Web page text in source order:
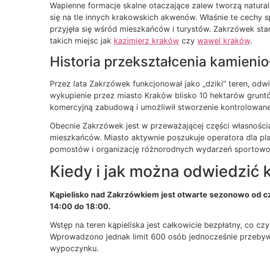
Wapienne formacje skalne otaczające zalew tworzą
się na tle innych krakowskich akwenów. Właśnie te cechy
przyjęła się wśród mieszkańców i turystów. Zakrzówek
takich miejsc jak kazimierz kraków czy wawel kraków.
Historia przekształcenia
Przez lata Zakrzówek funkcjonował jako „dziki” teren,
wykupienie przez miasto Kraków blisko 10 hektarów
komercyjną zabudową i umożliwił stworzenie
Obecnie Zakrzówek jest w przeważającej części
mieszkańców. Miasto aktywnie poszukuje operatora dla
pomostów i organizację różnorodnych wydarzeń
Kiedy i jak można odwiedzić
Kąpielisko nad Zakrzówkiem jest otwarte sezonowo od
14:00 do 18:00.
Wstęp na teren kąpieliska jest całkowicie bezpłatny, co
Wprowadzono jednak limit 600 osób jednocześnie
wypoczynku.